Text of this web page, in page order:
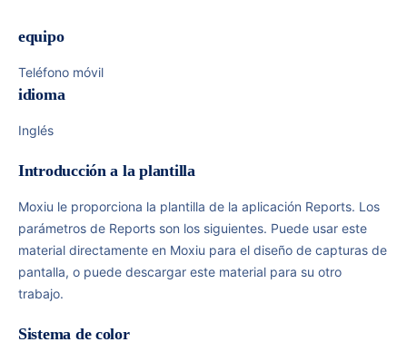
equipo
Teléfono móvil
idioma
Inglés
Introducción a la plantilla
Moxiu le proporciona la plantilla de la aplicación Reports. Los
parámetros de Reports son los siguientes. Puede usar este
material directamente en Moxiu para el diseño de capturas de
pantalla, o puede descargar este material para su otro
trabajo.
Sistema de color